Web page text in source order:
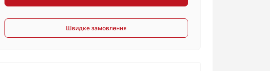
Швидке замовлення